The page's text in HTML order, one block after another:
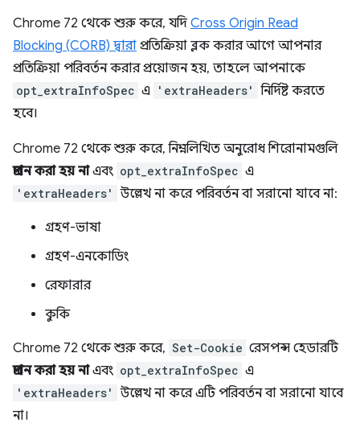
Chrome 72 থেকে শুরু করে, যদি Cross Origin Read
Blocking (CORB) দ্বারা প্রতিক্রিয়া ব্লক করার আগে আপনার
প্রতিক্রিয়া পরিবর্তন করার প্রয়োজন হয়, তাহলে আপনাকে
opt_extraInfoSpec এ 'extraHeaders' নির্দিষ্ট করতে
হবে।
Chrome 72 থেকে শুরু করে, নিম্নলিখিত অনুরোধ শিরোনামগুলি
প্রদান করা হয় নাএবং opt_extraInfoSpec এ
'extraHeaders' উল্লেখ না করে পরিবর্তন বা সরানো যাবে না:
গ্রহণ-ভাষা
গ্রহণ-এনকোডিং
রেফারার
কুকি
Chrome 72 থেকে শুরু করে, Set-Cookie রেসপন্স হেডারটি
প্রদান করা হয় নাএবং opt_extraInfoSpec এ
'extraHeaders' উল্লেখ না করে এটি পরিবর্তন বা সরানো যাবে
না।